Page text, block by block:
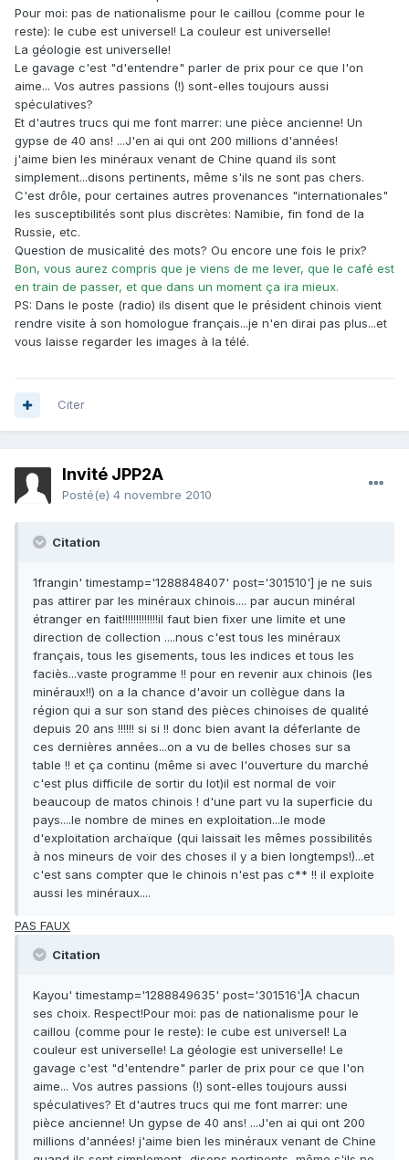
Pour moi: pas de nationalisme pour le caillou (comme pour le
reste): le cube est universel! La couleur est universelle!
La géologie est universelle!
Le gavage c'est "d'entendre" parler de prix pour ce que l'on
aime... Vos autres passions (!) sont-elles toujours aussi
spéculatives?
Et d'autres trucs qui me font marrer: une pièce ancienne! Un
gypse de 40 ans! ...J'en ai qui ont 200 millions d'années!
j'aime bien les minéraux venant de Chine quand ils sont
simplement...disons pertinents, même s'ils ne sont pas chers.
C'est drôle, pour certaines autres provenances "internationales"
les susceptibilités sont plus discrètes: Namibie, fin fond de la
Russie, etc.
Question de musicalité des mots? Ou encore une fois le prix?
Bon, vous aurez compris que je viens de me lever, que le café est
en train de passer, et que dans un moment ça ira mieux.
PS: Dans le poste (radio) ils disent que le président chinois vient
rendre visite à son homologue français...je n'en dirai pas plus...et
vous laisse regarder les images à la télé.
Citer
Invité JPP2A
Posté(e) 4 novembre 2010
Citation
1frangin' timestamp='1288848407' post='301510'] je ne suis
pas attirer par les minéraux chinois.... par aucun minéral
étranger en fait!!!!!!!!!!!!!il faut bien fixer une limite et une
direction de collection ....nous c'est tous les minéraux
français, tous les gisements, tous les indices et tous les
faciès...vaste programme !! pour en revenir aux chinois (les
minéraux!!) on a la chance d'avoir un collègue dans la
région qui a sur son stand des pièces chinoises de qualité
depuis 20 ans !!!!!! si si !! donc bien avant la déferlante de
ces dernières années...on a vu de belles choses sur sa
table !! et ça continu (même si avec l'ouverture du marché
c'est plus difficile de sortir du lot)il est normal de voir
beaucoup de matos chinois ! d'une part vu la superficie du
pays....le nombre de mines en exploitation...le mode
d'exploitation archaïque (qui laissait les mêmes possibilités
à nos mineurs de voir des choses il y a bien longtemps!)...et
c'est sans compter que le chinois n'est pas c** !! il exploite
aussi les minéraux....
PAS FAUX
Citation
Kayou' timestamp='1288849635' post='301516']A chacun
ses choix. Respect!Pour moi: pas de nationalisme pour le
caillou (comme pour le reste): le cube est universel! La
couleur est universelle! La géologie est universelle! Le
gavage c'est "d'entendre" parler de prix pour ce que l'on
aime... Vos autres passions (!) sont-elles toujours aussi
spéculatives? Et d'autres trucs qui me font marrer: une
pièce ancienne! Un gypse de 40 ans! ...J'en ai qui ont 200
millions d'années! j'aime bien les minéraux venant de Chine